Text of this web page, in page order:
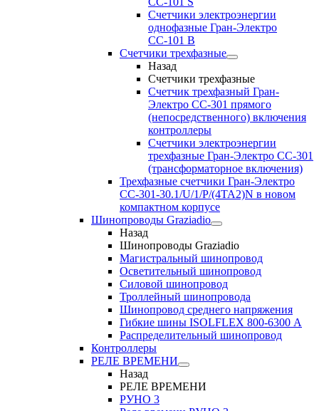
Счетчики электроэнергии
однофазные Гран-Электро
СС-101 B
Счетчики трехфазные
Назад
Счетчики трехфазные
Счетчик трехфазный Гран-
Электро CC-301 прямого
(непосредственного) включения
контроллеры
Счетчики электроэнергии
трехфазные Гран-Электро CC-301
(трансформаторное включения)
Трехфазные счетчики Гран-Электро
СС-301-30.1/U/1/P/(4TA2)N в новом
компактном корпусе
Шинопроводы Graziadio
Назад
Шинопроводы Graziadio
Магистральный шинопровод
Осветительный шинопровод
Силовой шинопровод
Троллейный шинопровода
Шинопровод среднего напряжения
Гибкие шины ISOLFLEX 800-6300 А
Распределительный шинопровод
Контроллеры
РЕЛЕ ВРЕМЕНИ
Назад
РЕЛЕ ВРЕМЕНИ
РУНО 3